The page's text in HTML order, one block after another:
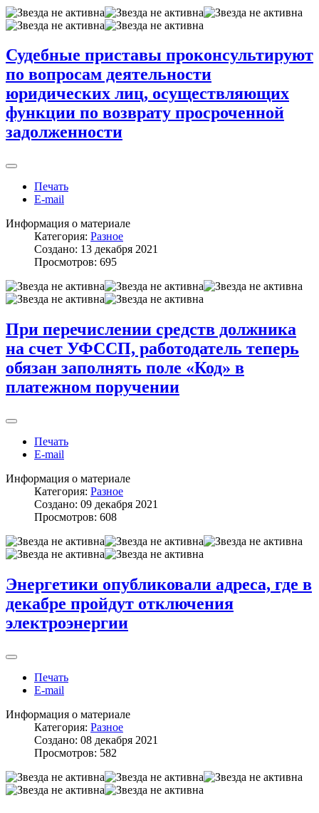
Судебные приставы проконсультируют
по вопросам деятельности
юридических лиц, осуществляющих
функции по возврату просроченной
задолженности
Печать
E-mail
Информация о материале
Категория: Разное
Создано: 13 декабря 2021
Просмотров: 695
При перечислении средств должника
на счет УФССП, работодатель теперь
обязан заполнять поле «Код» в
платежном поручении
Печать
E-mail
Информация о материале
Категория: Разное
Создано: 09 декабря 2021
Просмотров: 608
Энергетики опубликовали адреса, где в
декабре пройдут отключения
электроэнергии
Печать
E-mail
Информация о материале
Категория: Разное
Создано: 08 декабря 2021
Просмотров: 582